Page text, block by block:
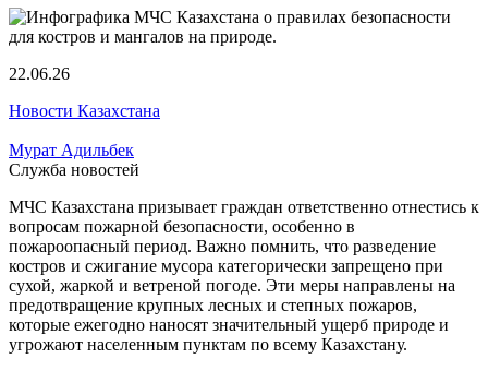
22.06.26
Новости Казахстана
Мурат Адильбек
Служба новостей
МЧС Казахстана призывает граждан ответственно отнестись к
вопросам пожарной безопасности, особенно в
пожароопасный период. Важно помнить, что разведение
костров и сжигание мусора категорически запрещено при
сухой, жаркой и ветреной погоде. Эти меры направлены на
предотвращение крупных лесных и степных пожаров,
которые ежегодно наносят значительный ущерб природе и
угрожают населенным пунктам по всему Казахстану.